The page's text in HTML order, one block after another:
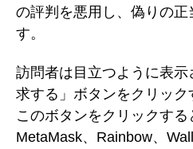
の評判を悪用し、偽りの正
す。
訪問者は目立つように表
求する」ボタンをクリック
このボタンをクリックする
MetaMask、Rainbow、